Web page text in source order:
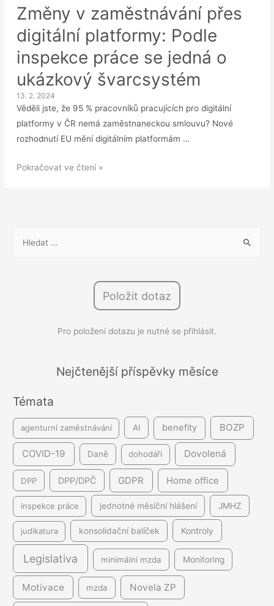
Změny v zaměstnávání přes
digitální platformy: Podle
inspekce práce se jedná o
ukázkový švarcsystém
13. 2. 2024
Věděli jste, že 95 % pracovníků pracujících pro digitální
platformy v ČR nemá zaměstnaneckou smlouvu? Nové
rozhodnutí EU mění digitálním platformám …
Změny
platformy:
švarcsystém
Pokračovat ve čtení »
í
Položit dotaz
Pro položení dotazu je nutné se přihlásit.
Nejčtenější příspěvky měsíce
Témata
agenturní zaměstnávání AI benefity BOZP
COVID-19 Daně dohodáři Dovolená
DPP DPP/DPČ GDPR Home office
inspekce práce jednotné měsíční hlášení JMHZ
judikatura konsolidační balíček Kontroly
Legislativa minimální mzda Monitoring
Motivace mzda Novela ZP